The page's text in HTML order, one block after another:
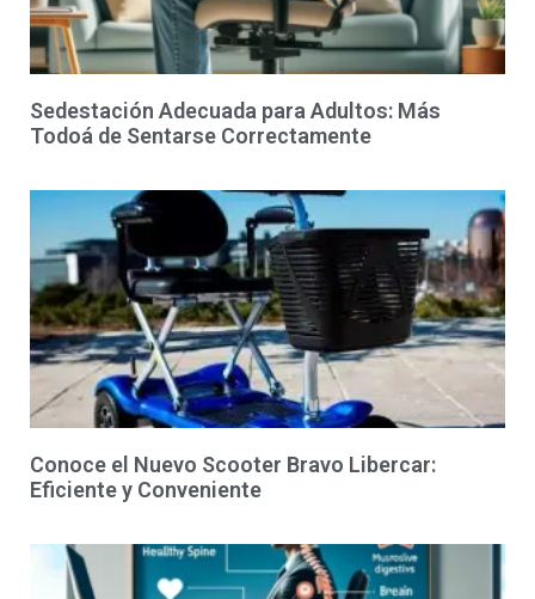
Sedestación Adecuada para Adultos: Más
Todoá de Sentarse Correctamente
Conoce el Nuevo Scooter Bravo Libercar:
Eficiente y Conveniente